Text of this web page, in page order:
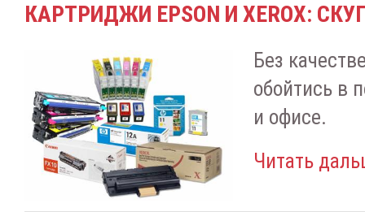
КАРТРИДЖИ EPSON И ХEROX:
Без
обойтись в
и офисе.
Читать